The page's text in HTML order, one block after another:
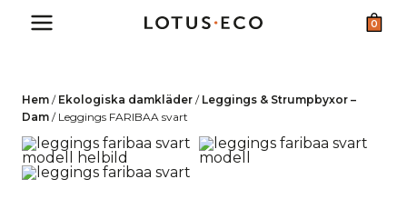
0
Hem / Ekologiska damkläder / Leggings & Strumpbyxor –
Dam / Leggings FARIBAA svart